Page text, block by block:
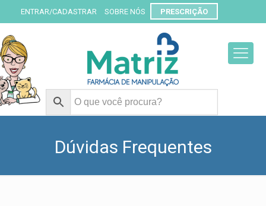
ENTRAR/CADASTRAR SOBRE NÓS PRESCRIÇÃO
Dúvidas Frequentes